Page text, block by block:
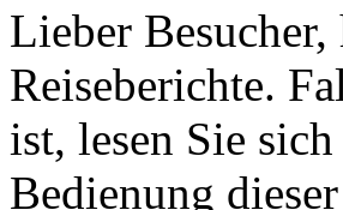
Lieber
Reiseberichte.
ist, lesen Sie
Bedienung